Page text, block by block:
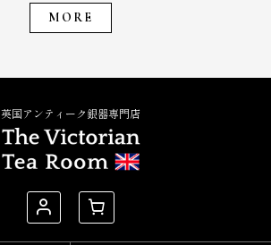
MORE
英国アンティーク銀器専門店